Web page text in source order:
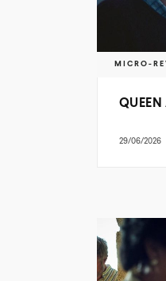
MICRO-
29/06/2026